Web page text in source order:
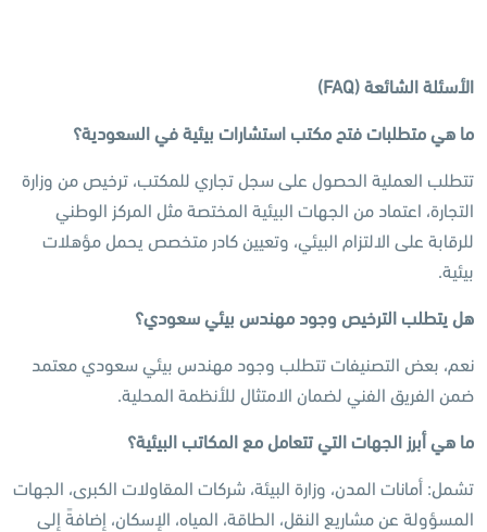
الأسئلة الشائعة(FAQ)
ما هي متطلبات فتح مكتب استشارات بيئية في السعودية؟
تتطلب العملية الحصول على سجل تجاري للمكتب، ترخيص من وزارة
التجارة، اعتماد من الجهات البيئية المختصة مثل المركز الوطني
للرقابة على الالتزام البيئي، وتعيين كادر متخصص يحمل مؤهلات
بيئية.
هل يتطلب الترخيص وجود مهندس بيئي سعودي؟
نعم، بعض التصنيفات تتطلب وجود مهندس بيئي سعودي معتمد
ضمن الفريق الفني لضمان الامتثال للأنظمة المحلية.
ما هي أبرز الجهات التي تتعامل مع المكاتب البيئية؟
تشمل: أمانات المدن، وزارة البيئة، شركات المقاولات الكبرى، الجهات
المسؤولة عن مشاريع النقل، الطاقة، المياه، الإسكان، إضافةً إلى